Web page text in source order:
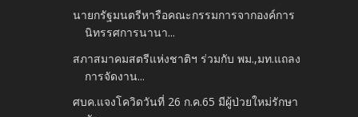
นายกรัฐมนตรีหารือคณะกรรมการจากองค์การ
นิทรรศการนานา...
สภาสมาคมสตรีแห่งชาติฯ ร่วมกับ พม.,มท.แถลง
การจัดงาน...
ศบค.แจงโควิดวันที่ 26 ก.ค.65 มีผู้ป่วยใหม่รักษา